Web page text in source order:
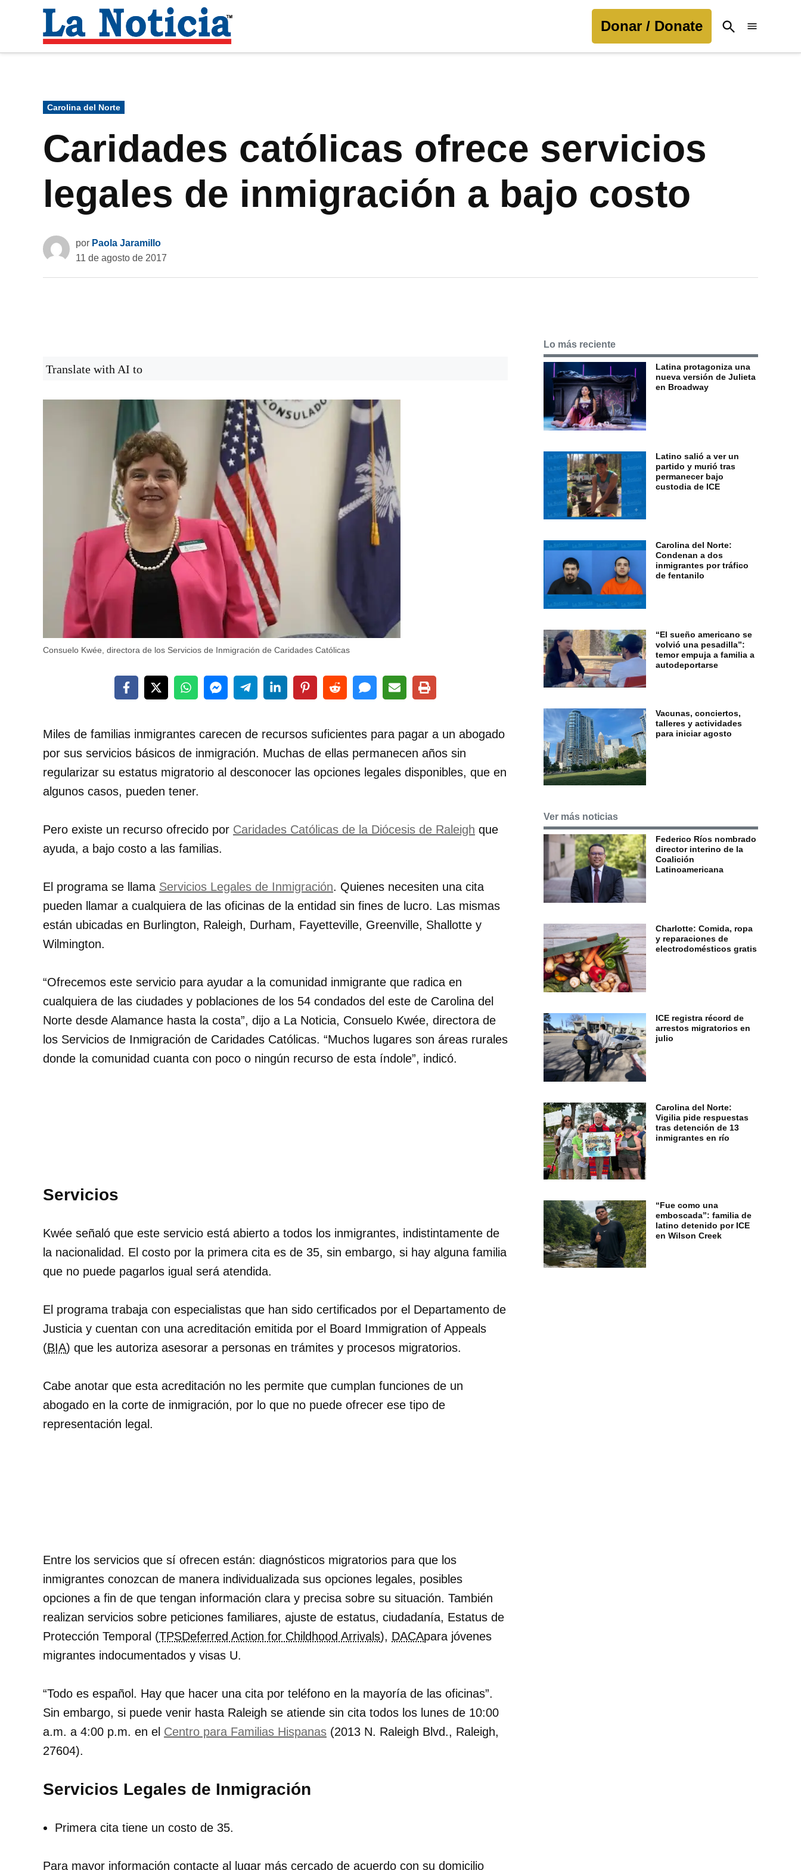
contenido
Noticia
Donar / Donate
Open
Search
Publicado
en
Carolina del Norte
Caridades católicas ofrece servicios
legales de inmigración a bajo costo
por Paola Jaramillo
11 de agosto de 2017
Translate with AI to
Consuelo Kwée, directora de los Servicios de Inmigración de Caridades Católicas
Miles de familias inmigrantes carecen de recursos suficientes para pagar a un abogado
por sus servicios básicos de inmigración. Muchas de ellas permanecen años sin
regularizar su estatus migratorio al desconocer las opciones legales disponibles, que en
algunos casos, pueden tener.
Pero existe un recurso ofrecido por Caridades Católicas de la Diócesis de Raleigh que
ayuda, a bajo costo a las familias.
El programa se llama Servicios Legales de Inmigración. Quienes necesiten una cita
pueden llamar a cualquiera de las oficinas de la entidad sin fines de lucro. Las mismas
están ubicadas en Burlington, Raleigh, Durham, Fayetteville, Greenville, Shallotte y
Wilmington.
Ofrecemos este servicio para ayudar a la comunidad inmigrante que radica en
cualquiera de las ciudades y poblaciones de los 54 condados del este de Carolina del
Norte desde Alamance hasta la costa , dijo a La Noticia, Consuelo Kwée, directora de
los Servicios de Inmigración de Caridades Católicas.
Muchos lugares son áreas rurales
donde la comunidad cuanta con poco o ningún recurso de esta índole , indicó.
Servicios
Kwée señaló que este servicio está abierto a todos los inmigrantes, indistintamente de
la nacionalidad. El costo por la primera cita es de 35, sin embargo, si hay alguna familia
que no puede pagarlos igual será atendida.
El programa trabaja con especialistas que han sido certificados por el Departamento de
Justicia y cuentan con una acreditación emitida por el Board Immigration of Appeals
(BIA) que les autoriza asesorar a personas en trámites y procesos migratorios.
Cabe anotar que esta acreditación no les permite que cumplan funciones de un
abogado en la corte de inmigración, por lo que no puede ofrecer ese tipo de
representación legal.
Entre los servicios que sí ofrecen están: diagnósticos migratorios para que los
inmigrantes conozcan de manera individualizada sus opciones legales, posibles
opciones a fin de que tengan información clara y precisa sobre su situación. También
realizan servicios sobre peticiones familiares, ajuste de estatus, ciudadanía, Estatus de
Protección Temporal (TPSDeferred Action for Childhood Arrivals), DACApara jóvenes
migrantes indocumentados y visas U.
Todo es español. Hay que hacer una cita por teléfono en la mayoría de las oficinas .
Sin embargo, si puede venir hasta Raleigh se atiende sin cita todos los lunes de 10:00
a.m. a 4:00 p.m. en el Centro para Familias Hispanas (2013 N. Raleigh Blvd., Raleigh,
27604).
Servicios Legales de Inmigración
Primera cita tiene un costo de 35.
Para mayor información contacte al lugar más cercado de acuerdo con su domicilio
Lo más reciente
Latina protagoniza una
nueva versión de Julieta
en Broadway
Latino salió a ver un
partido y murió tras
permanecer bajo
custodia de ICE
Carolina del Norte:
Condenan a dos
inmigrantes por tráfico
de fentanilo
“El sueño americano se
volvió una pesadilla”:
temor empuja a familia a
autodeportarse
Vacunas, conciertos,
talleres y actividades
para iniciar agosto
Ver más noticias
Federico Ríos nombrado
director interino de la
Coalición
Latinoamericana
Charlotte: Comida, ropa
y reparaciones de
electrodomésticos gratis
ICE registra récord de
arrestos migratorios en
julio
Carolina del Norte:
Vigilia pide respuestas
tras detención de 13
inmigrantes en río
“Fue como una
emboscada”: familia de
latino detenido por ICE
en Wilson Creek